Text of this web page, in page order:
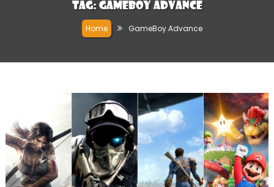
Tag: GameBoy Advance
Home GameBoy Advance